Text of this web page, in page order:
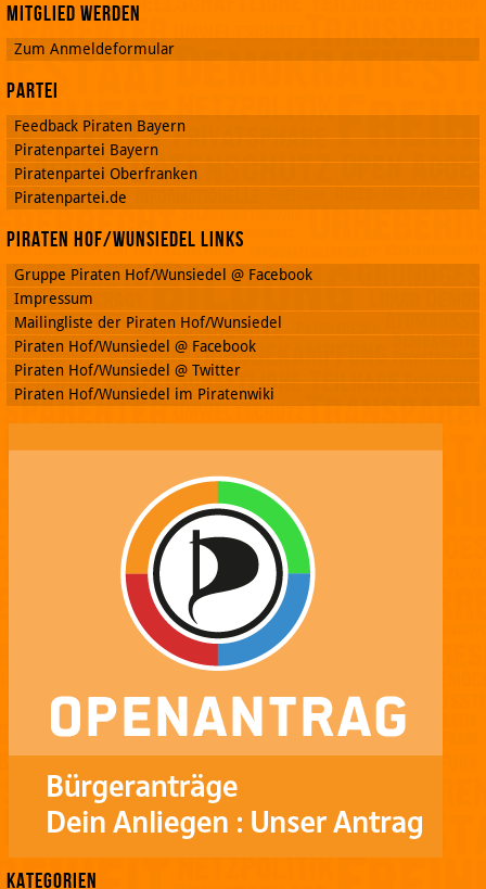
Mitglied werden
Zum Anmeldeformular
Partei
Feedback Piraten Bayern
Piratenpartei Bayern
Piratenpartei Oberfranken
Piratenpartei.de
Piraten Hof/Wunsiedel Links
Gruppe Piraten Hof/Wunsiedel @ Facebook
Impressum
Mailingliste der Piraten Hof/Wunsiedel
Piraten Hof/Wunsiedel @ Facebook
Piraten Hof/Wunsiedel @ Twitter
Piraten Hof/Wunsiedel im Piratenwiki
Kategorien